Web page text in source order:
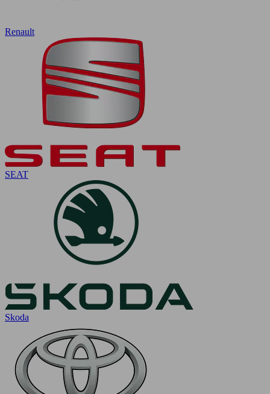
Renault
SEAT
Skoda